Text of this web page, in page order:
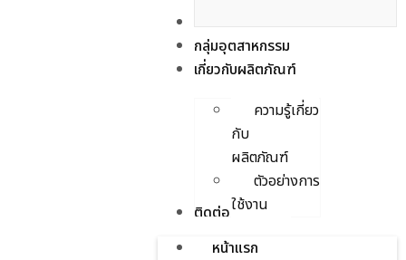
กลุ่มอุตสาหกรรม
เกี่ยวกับผลิตภัณฑ์
ความรู้เกี่ยว
กับ
ผลิตภัณฑ์
ตัวอย่างการ
ใช้งาน
ติดต่อเรา
หน้าแรก